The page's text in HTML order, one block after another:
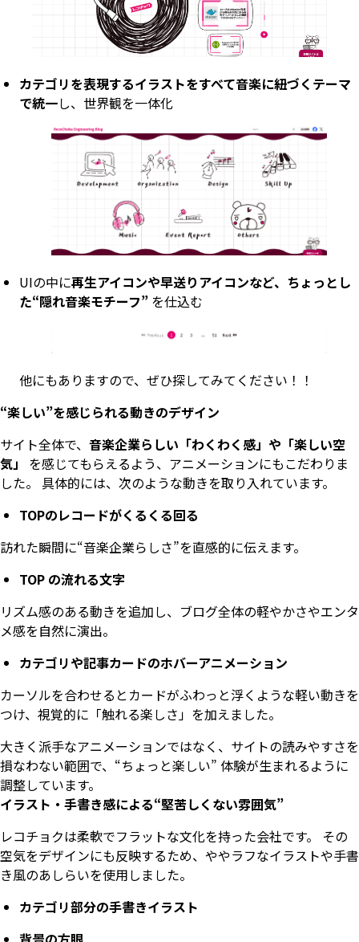
カテゴリを表現するイラストをすべて音楽に紐づくテーマ
で統一し、世界観を一体化
UIの中に再生アイコンや早送りアイコンなど、ちょっとし
た“隠れ音楽モチーフ” を仕込む
他にもありますので、ぜひ探してみてください！！
“楽しい”を感じられる動きのデザイン
サイト全体で、 音楽企業らしい「わくわく感」や「楽しい空
気」
を感じてもらえるよう、アニメーションにもこだわりま
した。 具体的には、次のような動きを取り入れています。
TOPのレコードがくるくる回る
訪れた瞬間に“音楽企業らしさ”を直感的に伝えます。
TOP の流れる文字
リズム感のある動きを追加し、ブログ全体の軽やかさやエンタ
メ感を自然に演出。
カテゴリや記事カードのホバーアニメーション
カーソルを合わせるとカードがふわっと浮くような軽い動きを
つけ、視覚的に「触れる楽しさ」を加えました。
大きく派手なアニメーションではなく、サイトの読みやすさを
損なわない範囲で、“ちょっと楽しい” 体験が生まれるように
調整しています。
イラスト・手書き感による“堅苦しくない雰囲気”
レコチョクは柔軟でフラットな文化を持った会社です。 その
空気をデザインにも反映するため、ややラフなイラストや手書
き風のあしらいを使用しました。
カテゴリ部分の手書きイラスト